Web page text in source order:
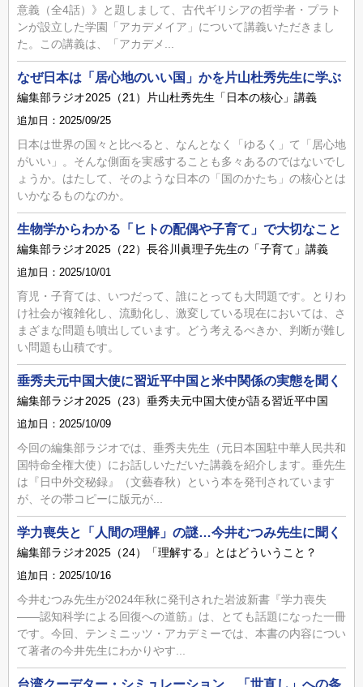
意義（全4話）》と題しまして、古代ギリシアの哲学者・プラト
ンが設立した学園「アカデメイア」について講義いただきまし
た。この講義は、「アカデメ...
なぜ日本は「居心地のいい国」かを片山杜秀先生に学ぶ
編集部ラジオ2025（21）片山杜秀先生「日本の核心」講義
追加日：2025/09/25
日本は世界の国々と比べると、なんとなく「ゆるく」て「居心地
がいい」。そんな側面を実感することも多々あるのではないでし
ょうか。はたして、そのような日本の「国のかたち」の核心とは
いかなるものなのか。
生物学からわかる「ヒトの配偶や子育て」で大切なこと
編集部ラジオ2025（22）長谷川眞理子先生の「子育て」講義
追加日：2025/10/01
育児・子育ては、いつだって、誰にとっても大問題です。とりわ
け社会が複雑化し、流動化し、激変している現在においては、さ
まざまな問題も噴出しています。どう考えるべきか、判断が難し
い問題も山積です。
垂秀夫元中国大使に習近平中国と米中関係の実態を聞く
編集部ラジオ2025（23）垂秀夫元中国大使が語る習近平中国
追加日：2025/10/09
今回の編集部ラジオでは、垂秀夫先生（元日本国駐中華人民共和
国特命全権大使）にお話しいただいた講義を紹介します。垂先生
は『日中外交秘録』（文藝春秋）という本を発刊されています
が、その帯コピーに版元が...
学力喪失と「人間の理解」の謎…今井むつみ先生に聞く
編集部ラジオ2025（24）「理解する」とはどういうこと？
追加日：2025/10/16
今井むつみ先生が2024年秋に発刊された岩波新書『学力喪失
――認知科学による回復への道筋』は、とても話題になった一冊
です。今回、テンミニッツ・アカデミーでは、本書の内容につい
て著者の今井先生にわかりやす...
台湾クーデター・シミュレーション…「世直し」への条